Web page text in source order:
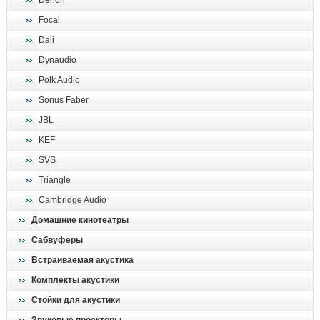
Focal
Dali
Dynaudio
Polk Audio
Sonus Faber
JBL
KEF
SVS
Triangle
Cambridge Audio
Домашние кинотеатры
Сабвуферы
Встраиваемая акустика
Комплекты акустики
Стойки для акустики